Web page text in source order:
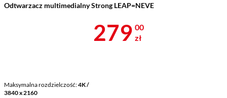
Odtwarzacz multimedialny Strong LEAP=NEVE
Maksymalna rozdzielczość 4K /
3840 x 2160
Cena 279 zł
279 00
zł